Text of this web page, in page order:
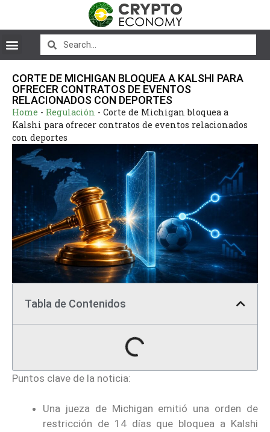
CORTE DE MICHIGAN BLOQUEA A KALSHI PARA
OFRECER CONTRATOS DE EVENTOS
RELACIONADOS CON DEPORTES
Home - Regulación - Corte de Michigan bloquea a
Kalshi para ofrecer contratos de eventos relacionados
con deportes
Tabla de Contenidos
Puntos clave de la noticia:
Una jueza de Michigan emitió una orden de
restricción de 14 días que bloquea a Kalshi